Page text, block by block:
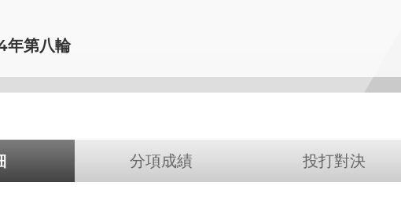
年第八輪
分項成績 投打對決